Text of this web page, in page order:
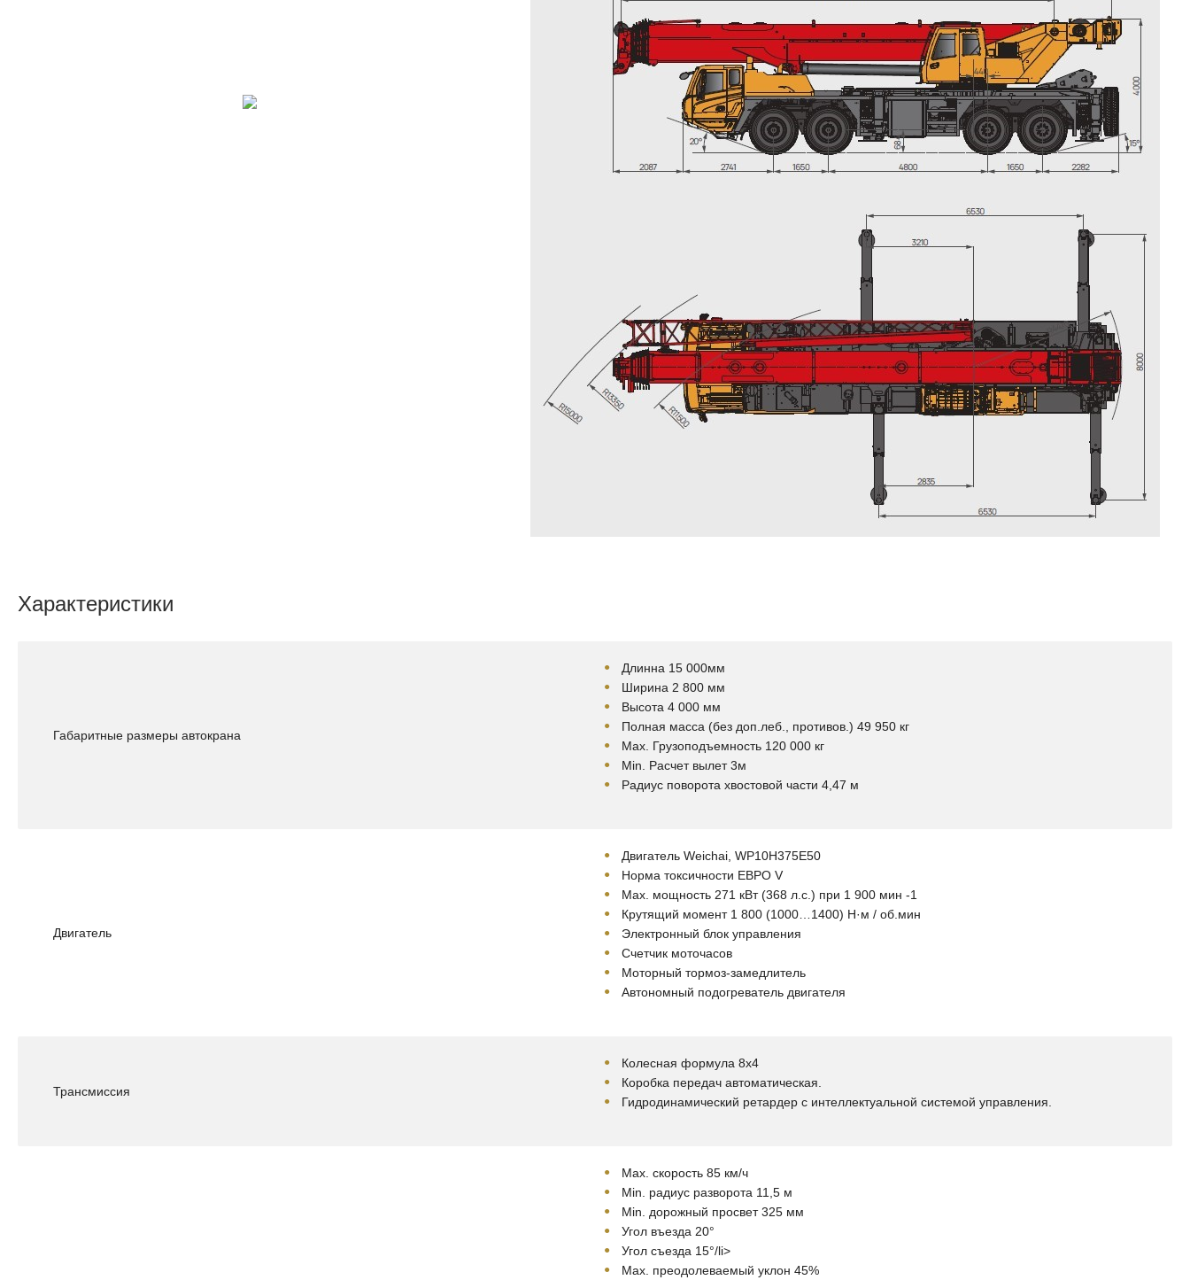
Характеристики
Габаритные размеры автокрана
Длинна 15 000мм
Ширина 2 800 мм
Высота 4 000 мм
Полная масса (без доп.леб., противов.) 49 950 кг
Мах. Грузоподъемность 120 000 кг
Min. Расчет вылет 3м
Радиус поворота хвостовой части 4,47 м
Двигатель
Двигатель Weichai, WP10H375Е50
Норма токсичности ЕВРО V
Мах. мощность 271 кВт (368 л.с.) при 1 900 мин -1
Крутящий момент 1 800 (1000…1400) Н·м / об.мин
Электронный блок управления
Счетчик моточасов
Моторный тормоз-замедлитель
Автономный подогреватель двигателя
Трансмиссия
Колесная формула 8х4
Коробка передач автоматическая.
Гидродинамический ретардер с интеллектуальной системой управления.
Мах. скорость 85 км/ч
Min. радиус разворота 11,5 м
Min. дорожный просвет 325 мм
Угол въезда 20°
Угол съезда 15°/li>
Мах. преодолеваемый уклон 45%